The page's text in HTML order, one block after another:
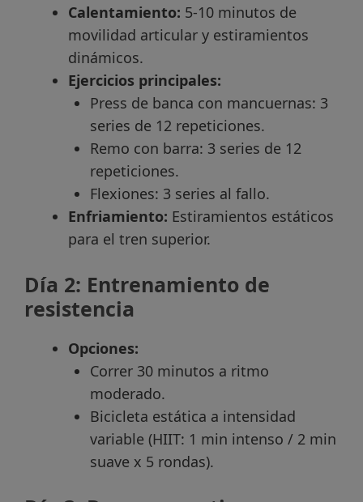
Calentamiento: 5-10 minutos de
movilidad articular y estiramientos
dinámicos.
Ejercicios principales:
Press de banca con mancuernas: 3
series de 12 repeticiones.
Remo con barra: 3 series de 12
repeticiones.
Flexiones: 3 series al fallo.
Enfriamiento: Estiramientos estáticos
para el tren superior.
Día 2: Entrenamiento de
resistencia
Opciones:
Correr 30 minutos a ritmo
moderado.
Bicicleta estática a intensidad
variable (HIIT: 1 min intenso / 2 min
suave x 5 rondas).